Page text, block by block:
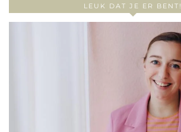
LEUK DAT JE ER BENT!